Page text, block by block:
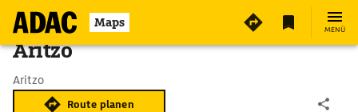
Maps MENÜ
Aritzo
Aritzo
Route planen